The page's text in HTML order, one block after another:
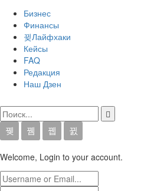
Бизнес
Финансы
Лайфхаки
Кейсы
FAQ
Редакция
Наш Дзен
Welcome, Login to your account.